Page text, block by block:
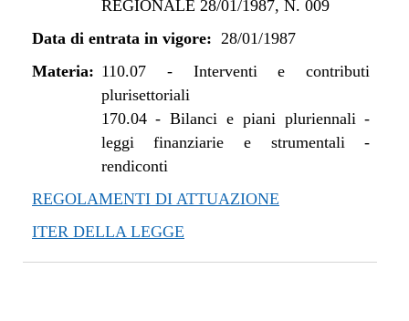
REGIONALE 28/01/1987, N. 009
Data di entrata in vigore: 28/01/1987
Materia: 110.07- Interventi e contributi
plurisettoriali
170.04-Bilanci e piani pluriennali -
leggi finanziarie e strumentali -
rendiconti
REGOLAMENTI DI ATTUAZIONE
ITER DELLA LEGGE